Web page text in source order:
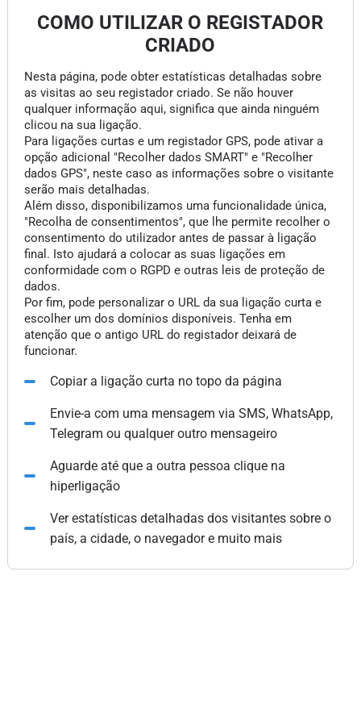
COMO UTILIZAR O REGISTADOR
CRIADO
Nesta página, pode obter estatísticas detalhadas sobre
as visitas ao seu registador criado. Se não houver
qualquer informação aqui, significa que ainda ninguém
clicou na sua ligação.
Para ligações curtas e um registador GPS, pode ativar a
opção adicional "Recolher dados SMART" e "Recolher
dados GPS", neste caso as informações sobre o visitante
serão mais detalhadas.
Além disso, disponibilizamos uma funcionalidade única,
"Recolha de consentimentos", que lhe permite recolher o
consentimento do utilizador antes de passar à ligação
final. Isto ajudará a colocar as suas ligações em
conformidade com o RGPD e outras leis de proteção de
dados.
Por fim, pode personalizar o URL da sua ligação curta e
escolher um dos domínios disponíveis. Tenha em
atenção que o antigo URL do registador deixará de
funcionar.
Copiar a ligação curta no topo da página
Envie-a com uma mensagem via SMS, WhatsApp,
Telegram ou qualquer outro mensageiro
Aguarde até que a outra pessoa clique na
hiperligação
Ver estatísticas detalhadas dos visitantes sobre o
país, a cidade, o navegador e muito mais